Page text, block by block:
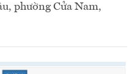
phường Cửa Nam,